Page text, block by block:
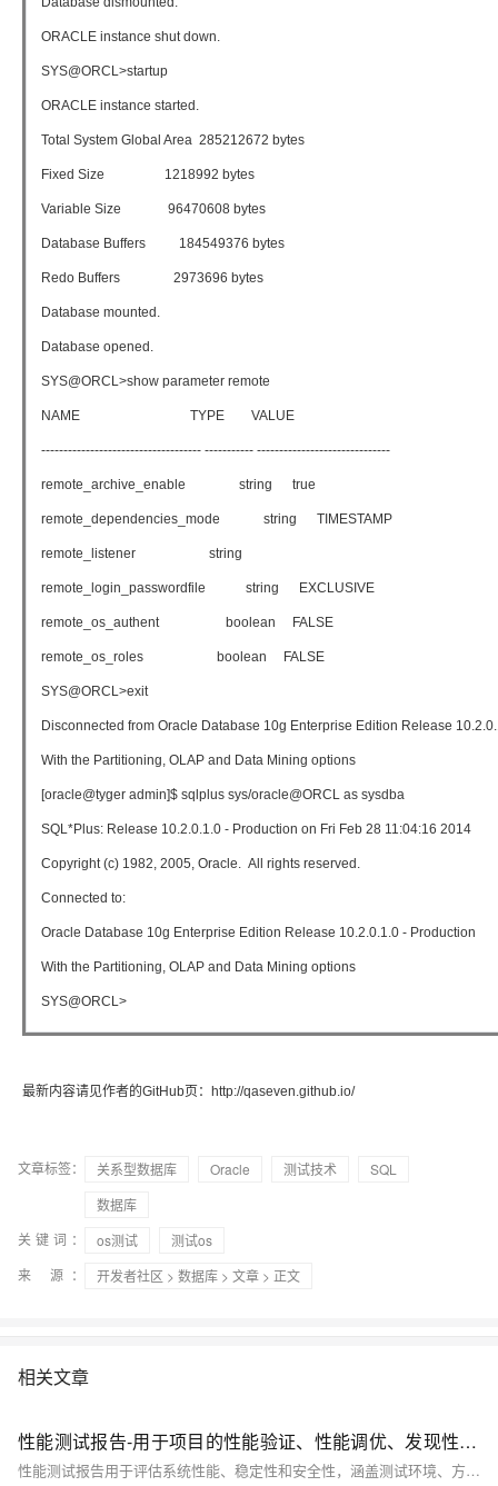
ORACLE instance shut down.
SYS@ORCL>startup
ORACLE instance started.
Total System Global Area 285212672 bytes
Fixed Size 1218992 bytes
Variable Size 96470608 bytes
Database Buffers 184549376 bytes
Redo Buffers 2973696 bytes
Database mounted.
Database opened.
SYS@ORCL>show parameter remote
NAME TYPE VALUE
------------------------------------ ----------- ------------------------------
remote_archive_enable string true
remote_dependencies_mode string TIMESTAMP
remote_listener string
remote_login_passwordfile string EXCLUSIVE
remote_os_authent boolean FALSE
remote_os_roles boolean FALSE
SYS@ORCL>exit
Disconnected from Oracle Database 10g Enterprise Edition Release
With the Partitioning, OLAP and Data Mining options
[oracle@tyger admin]$ sqlplus sys/oracle@ORCL as sysdba
SQL*Plus: Release 10.2.0.1.0 - Production on Fri Feb 28 11:04:16 2014
Copyright (c) 1982, 2005, Oracle. All rights reserved.
Connected to:
Oracle Database 10g Enterprise Edition Release 10.2.0.1.0 - Production
With the Partitioning, OLAP and Data Mining options
SYS@ORCL>
最新内容请见作者的GitHub页：http://qaseven.github.io/
文章标签： 关系型数据库 Oracle 测试技术
SQL
数据库
关键词：
os测试
测试os
来 源：
开发者社区 > 数据库 > 文章 > 正文
相关文章
性能测试报告-用于项目的性能验证、性能调优、发现性能缺陷等应用场景
性能测试报告用于评估系统性能、稳定性和安全性，涵盖测试环境、方法、指标分析及缺陷优化建议，是保障软件质量与用户体验的关键文档。